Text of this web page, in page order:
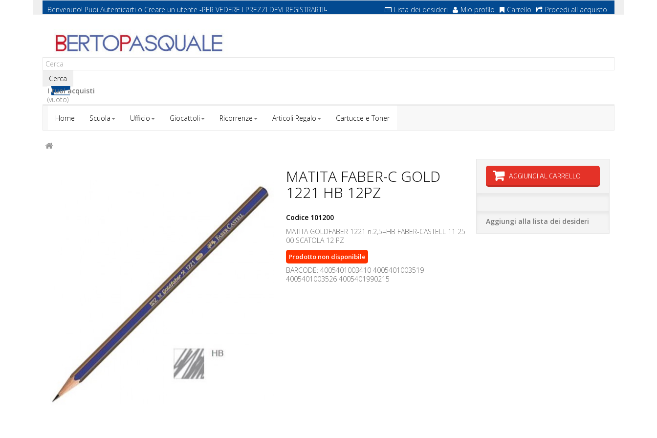
Benvenuto! Puoi Autenticarti o Creare un utente -PER VEDERE I PREZZI DEVI REGISTRARTI!- Lista dei desideri Mio profilo Carrello Procedi all acquisto
Cerca
I tuoi acquisti
(vuoto)
Home
Scuola Ufficio Giocattoli Ricorrenze Articoli Regalo Cartucce e Toner
MATITA FABER-C GOLD
1221 HB 12PZ
Codice 101200
MATITA GOLDFABER 1221 n.2,5=HB FABER-CASTELL 11 25
00 SCATOLA 12 PZ
Prodotto non disponibile
BARCODE: 4005401003410 4005401003519
4005401003526 4005401990215
AGGIUNGI AL CARRELLO
Aggiungi alla lista dei desideri